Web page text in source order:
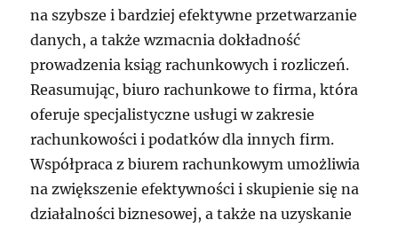
na szybsze i bardziej efektywne przetwarzanie
danych, a także wzmacnia dokładność
prowadzenia ksiąg rachunkowych i rozliczeń.
Reasumując, biuro rachunkowe to firma, która
oferuje specjalistyczne usługi w zakresie
rachunkowości i podatków dla innych firm.
Współpraca z biurem rachunkowym umożliwia
na zwiększenie efektywności i skupienie się na
działalności biznesowej, a także na uzyskanie